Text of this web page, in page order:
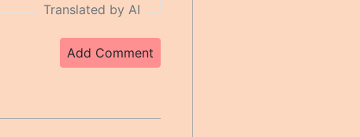
Translated by AI
Add Comment